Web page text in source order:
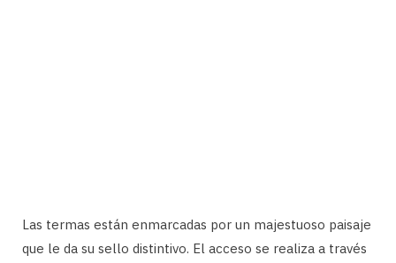
Las termas están enmarcadas por un majestuoso paisaje
que le da su sello distintivo. El acceso se realiza a través